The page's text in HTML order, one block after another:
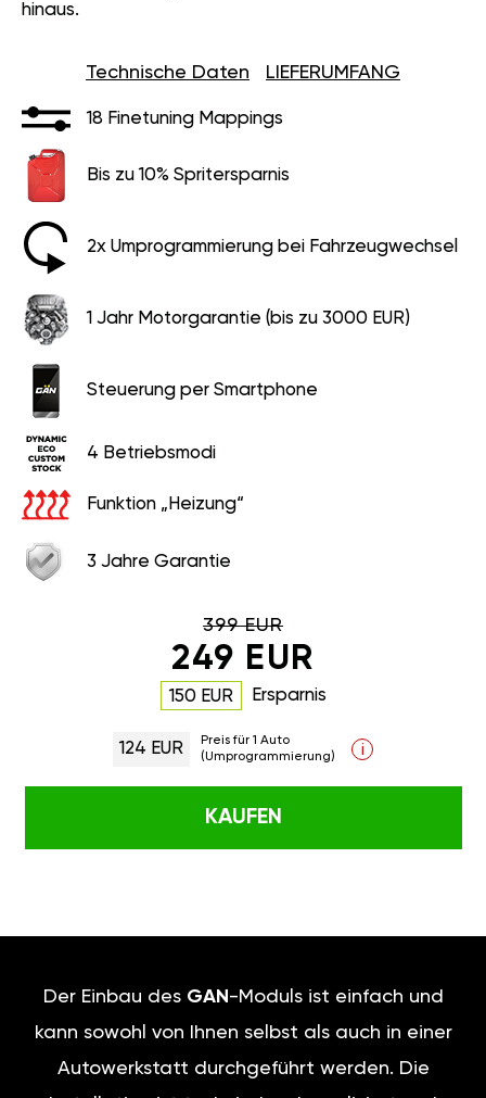
hinaus.
Technische Daten LIEFERUMFANG
18 Finetuning Mappings
Bis zu 10% Spritersparnis
2x Umprogrammierung bei Fahrzeugwechsel
1 Jahr Motorgarantie (bis zu 3000 EUR)
Steuerung per Smartphone
4 Betriebsmodi
Funktion „Heizung“
3 Jahre Garantie
399 EUR
249 EUR
150 EUR Ersparnis
124 EUR
Preis für 1 Auto
(Umprogrammierung)
i
KAUFEN
Der Einbau des GAN -Moduls ist einfach und
kann sowohl von Ihnen selbst als auch in einer
Autowerkstatt durchgeführt werden. Die